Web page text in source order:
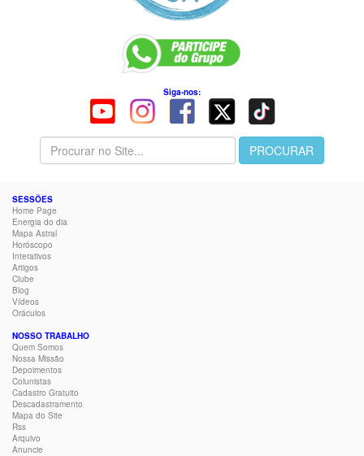
Siga-nos:
SESSÕES
Home Page
Energia do dia
Mapa Astral
Horóscopo
Interativos
Artigos
Clube
Blog
Vídeos
Oráculos
NOSSO TRABALHO
Quem Somos
Nossa Missão
Depoimentos
Colunistas
Cadastro Gratuito
Descadastramento
Mapa do Site
Rss
Arquivo
Anuncie